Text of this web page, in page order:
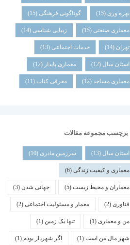
بهره وری (15) گوناگونی فرهنگی (15)
معماری صنعتی (15) زیبایی شناسی (14)
تهران (14) خدمات اجتماعی (13)
استان سال (12) معماری پایدار (12)
معماری مساجد(12) معرفی کتاب (11)
برچسب مجموعه مقالات
استان سال (13) سرزمین مادری (10)
معماری و کیفیت زندگی(6)
معماران و محیط زیست(5) جهانی شدن (3)
فناوری(2) معمار و مسئولیت اجتماعی(2)
من و معماری(1) تنها یک زمین (1)
شهر مال من است(1) اگر شهردار بودم (1)